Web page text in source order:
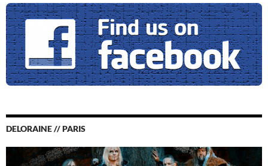
DELORAINE // PARIS